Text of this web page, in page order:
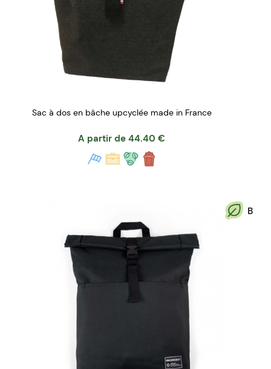
Sac à dos en bâche upcyclée made in France
A partir de 44.40 €
B